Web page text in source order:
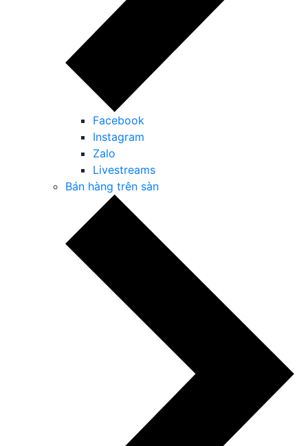
Facebook
Instagram
Zalo
Livestreams
Bán hàng trên sàn